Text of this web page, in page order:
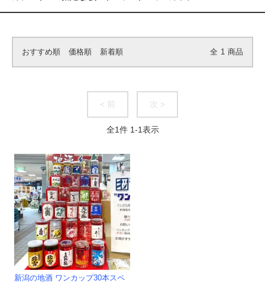
おすすめ順 価格順 新着順 全 1 商品
< 前 次 >
全1件 1-1表示
新潟の地酒 ワンカップ30本スペ